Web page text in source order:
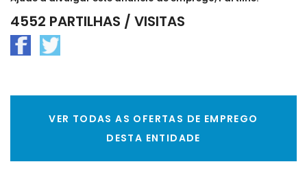
4552 PARTILHAS / VISITAS
VER TODAS AS OFERTAS DE EMPREGO
DESTA ENTIDADE